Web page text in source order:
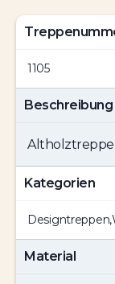
1105
Beschreibung
Altholztreppe
Kategorien
Designtreppen,
Material